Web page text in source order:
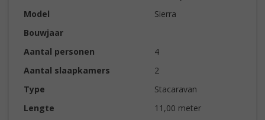
Model
Sierra
Bouwjaar
Aantal personen
4
Aantal slaapkamers
2
Type
Stacaravan
Lengte
11,00 meter